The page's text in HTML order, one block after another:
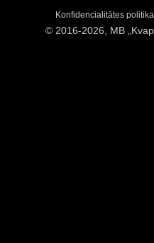
Konfidencialitātes politika
© 2016-2026, MB